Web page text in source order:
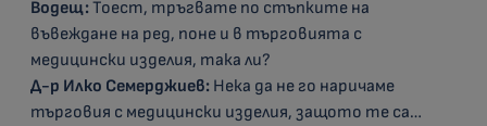
Водещ:Тоест, тръгвате по стъпките на
въвеждане на ред, поне и в търговията с
медицински изделия, така ли?
Д-р Илко Семерджиев: Нека да не го наричаме
търговия с медицински изделия, защото те са…